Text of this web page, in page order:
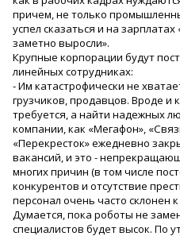
причем, не только
успел сказаться и на
заметно выросли».
Крупные корпорации будут
линейных сотрудниках:
- Им катастрофически не
грузчиков, продавцов. Вроде и
требуется, а найти надежных
компании, как «Мегафон»,
«Перекресток» ежедневно
вакансий, и это -
многих причин (в том числе
конкурентов и отсутствие
персонал очень часто склонен
Думается, пока роботы не
специалистов будет высок. По